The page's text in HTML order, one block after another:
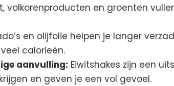
volkorenproducten en groenten
en olijfolie helpen je langer
calorieën.
aanvulling: Eiwitshakes zijn een
en geven je een vol gevoel.